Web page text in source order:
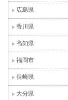
広島県
香川県
高知県
福岡市
長崎県
大分県